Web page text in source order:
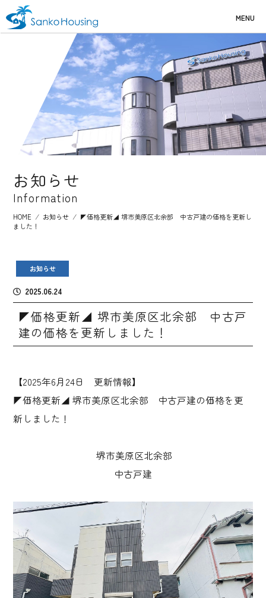
MENU
お知らせ
Information
HOME ⁄ お知らせ ⁄ ◤価格更新◢ 堺市美原区北余部 中古戸建の価格を更新し
ました！
お知らせ
2025.06.24
◤価格更新◢ 堺市美原区北余部 中古戸
建の価格を更新しました！
【2025年6月24日 更新情報】
◤価格更新◢ 堺市美原区北余部 中古戸建の価格を更
新しました！
堺市美原区北余部
中古戸建